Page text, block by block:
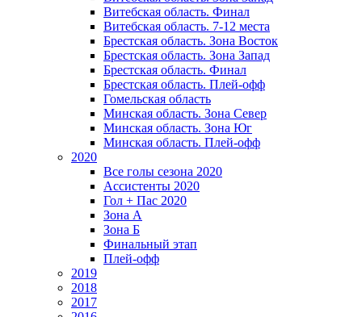
Витебская область. Финал
Витебская область. 7-12 места
Брестская область. Зона Восток
Брестская область. Зона Запад
Брестская область. Финал
Брестская область. Плей-офф
Гомельская область
Минская область. Зона Север
Минская область. Зона Юг
Минская область. Плей-офф
2020
Все голы сезона 2020
Ассистенты 2020
Гол + Пас 2020
Зона А
Зона Б
Финальный этап
Плей-офф
2019
2018
2017